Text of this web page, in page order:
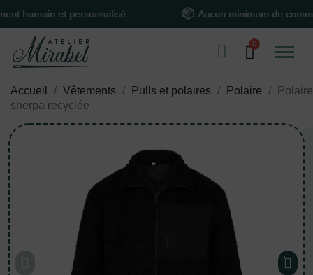
et personnalisé Aucun minimum de commande
Accueil Vêtements Pulls et polaires Polaire
Polaire
sherpa recyclée